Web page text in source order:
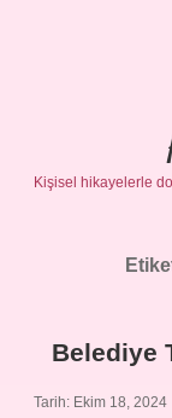
Kişisel hikayelerle
Belediye
Tarih: Ekim 18, 2024